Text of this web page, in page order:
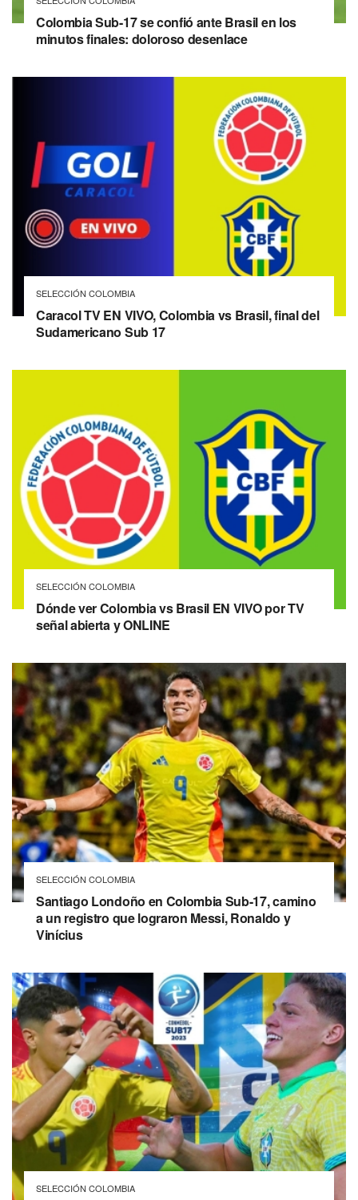
Colombia Sub-17 se confió ante Brasil en los
minutos finales: doloroso desenlace
SELECCIÓN COLOMBIA
Caracol TV EN VIVO, Colombia vs Brasil, final del
Sudamericano Sub 17
SELECCIÓN COLOMBIA
Dónde ver Colombia vs Brasil EN VIVO por TV
señal abierta y ONLINE
SELECCIÓN COLOMBIA
Santiago Londoño en Colombia Sub-17, camino
a un registro que lograron Messi, Ronaldo y
Vinícius
SELECCIÓN COLOMBIA